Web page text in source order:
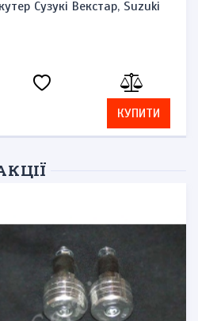
Сузукі Векстар, Suzuki
КУПИТИ